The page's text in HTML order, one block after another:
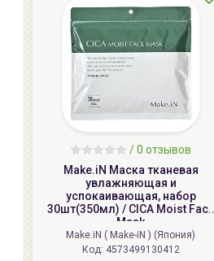
/0 отзывов
Make.iN Маска тканевая
увлажняющая и
успокаивающая, набор
30шт(350мл) / CICA Moist Face
Mask
Make.iN ( Make-iN ) (Япония)
Код: 4573499130412